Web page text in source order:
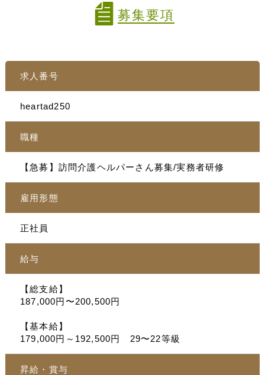
募集要項
求人番号
heartad250
職種
【急募】訪問介護ヘルパーさん募集/実務者研修
雇用形態
正社員
給与
【総支給】
187,000円〜200,500円
【基本給】
179,000円～192,500円 29〜22等級
昇給・賞与